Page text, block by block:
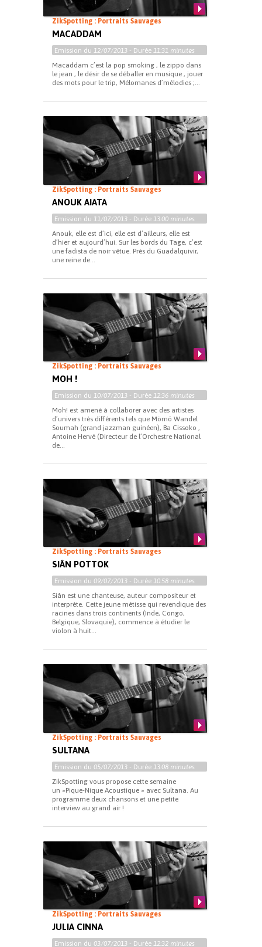
ZikSpotting : Portraits Sauvages
MACADDAM
Emission du 12/07/2013 - Durée 11:31 minutes
Macaddam c’est la pop smoking , le zippo dans
le jean , le désir de se déballer en musique , jouer
des mots pour le trip, Mélomanes d’mélodies ;...
ZikSpotting : Portraits Sauvages
ANOUK AIATA
Emission du 11/07/2013 - Durée 13:00 minutes
Anouk, elle est d’ici, elle est d’ailleurs, elle est
d’hier et aujourd’hui. Sur les bords du Tage, c’est
une fadista de noir vêtue. Près du Guadalquivir,
une reine de...
ZikSpotting : Portraits Sauvages
MOH !
Emission du 10/07/2013 - Durée 12:36 minutes
Moh! est amené à collaborer avec des artistes
d’univers très différents tels que Mömö Wandel
Soumah (grand jazzman guinéen), Ba Cissoko ,
Antoine Hervé (Directeur de l’Orchestre National
de...
ZikSpotting : Portraits Sauvages
SIÂN POTTOK
Emission du 09/07/2013 - Durée 10:58 minutes
Siân est une chanteuse, auteur compositeur et
interprète. Cette jeune métisse qui revendique des
racines dans trois continents (Inde, Congo,
Belgique, Slovaquie), commence à étudier le
violon à huit...
ZikSpotting : Portraits Sauvages
SULTANA
Emission du 05/07/2013 - Durée 13:08 minutes
ZikSpotting vous propose cette semaine
un »Pique-Nique Acoustique » avec Sultana. Au
programme deux chansons et une petite
interview au grand air !
ZikSpotting : Portraits Sauvages
JULIA CINNA
Emission du 03/07/2013 - Durée 12:32 minutes